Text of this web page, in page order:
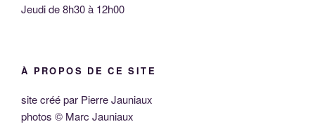
Jeudi de 8h30 à 12h00
À PROPOS DE CE SITE
site créé par Pierre Jauniaux
photos © Marc Jauniaux